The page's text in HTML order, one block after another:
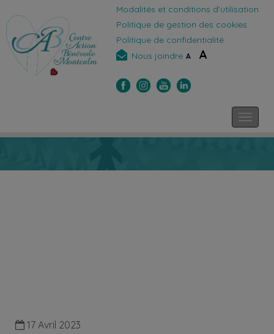
Modalités et conditions d’utilisation
Politique de gestion des cookies
Politique de confidentialité
Nous joindre A A
17 Avril 2023